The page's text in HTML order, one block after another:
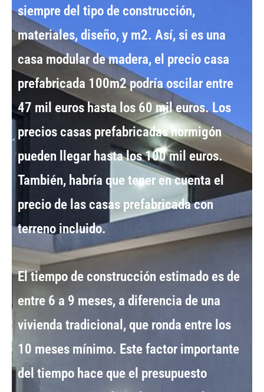
siempre del tipo de construcción,
materiales, diseño, y m2. Así, si es una
casa modular de madera, el precio casa
prefabricada 100m2podría oscilar entre
47 mil euros hasta los 60 mil euros. Los
precios casas prefabricadas hormigón
pueden llegar hasta los100 mil euros.
También, habría que tener en cuenta el
precio de lascasas prefabricada con
terreno incluido.
Eltiempo de construcción estimado es de
entre 6 a 9 meses, a diferencia de una
vivienda tradicional , que ronda entre los
10 meses mínimo. Este factor importante
del tiempo hace que el presupuesto